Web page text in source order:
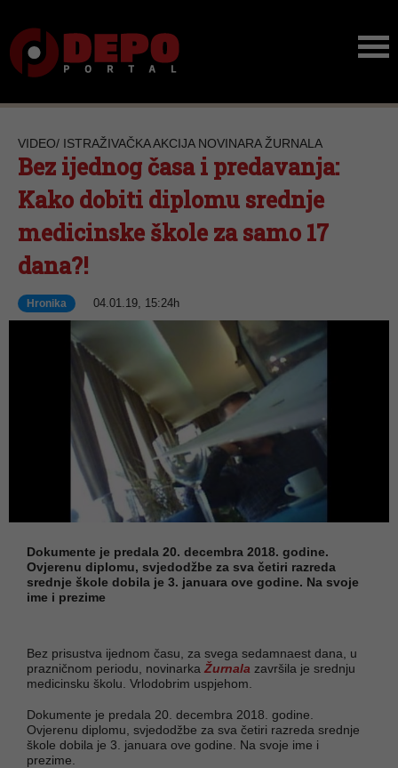
VIDEO/ ISTRAŽIVAČKA AKCIJA NOVINARA ŽURNALA
Bez ijednog časa i predavanja:
Kako dobiti diplomu srednje
medicinske škole za samo 17
dana?!
Hronika 04.01.19, 15:24h
Dokumente je predala 20. decembra 2018. godine.
Ovjerenu diplomu, svjedodžbe za sva četiri razreda
srednje škole dobila je 3. januara ove godine. Na svoje
ime i prezime
Bez prisustva ijednom času, za svega sedamnaest dana, u
prazničnom periodu, novinarka Žurnala završila je srednju
medicinsku školu. Vrlodobrim uspjehom.
Dokumente je predala 20. decembra 2018. godine.
Ovjerenu diplomu, svjedodžbe za sva četiri razreda srednje
škole dobila je 3. januara ove godine. Na svoje ime i
prezime.